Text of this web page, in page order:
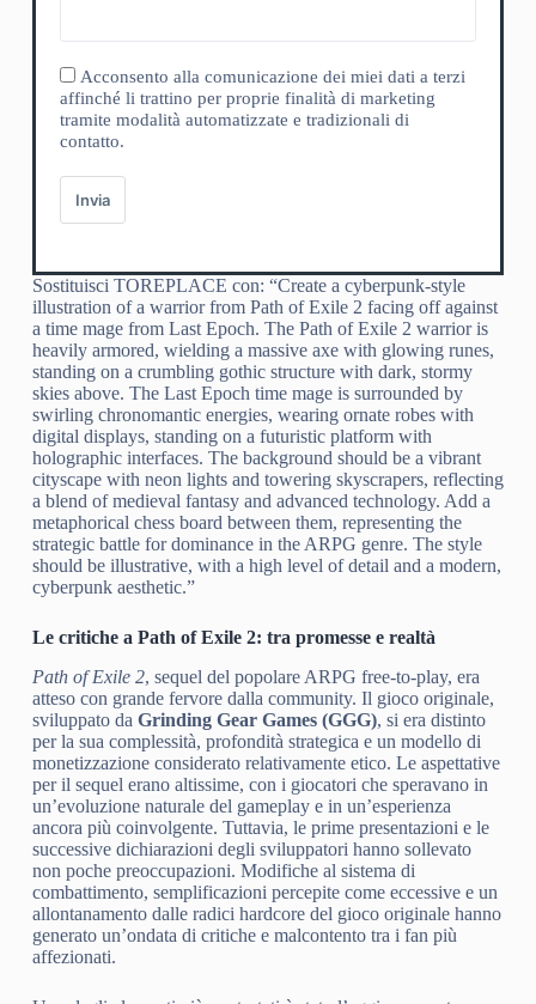
Acconsento alla comunicazione dei miei dati a terzi
affinché li trattino per proprie finalità di marketing
tramite modalità automatizzate e tradizionali di
contatto.
Invia
Sostituisci TOREPLACE con: “Create a cyberpunk-style
illustration of a warrior from Path of Exile 2 facing off against
a time mage from Last Epoch. The Path of Exile 2 warrior is
heavily armored, wielding a massive axe with glowing runes,
standing on a crumbling gothic structure with dark, stormy
skies above. The Last Epoch time mage is surrounded by
swirling chronomantic energies, wearing ornate robes with
digital displays, standing on a futuristic platform with
holographic interfaces. The background should be a vibrant
cityscape with neon lights and towering skyscrapers, reflecting
a blend of medieval fantasy and advanced technology. Add a
metaphorical chess board between them, representing the
strategic battle for dominance in the ARPG genre. The style
should be illustrative, with a high level of detail and a modern,
cyberpunk aesthetic.”
Le critiche a Path of Exile 2: tra promesse e realtà
Path of Exile 2, sequel del popolare ARPG free-to-play, era
atteso con grande fervore dalla community. Il gioco originale,
sviluppato da Grinding Gear Games (GGG), si era distinto
per la sua complessità, profondità strategica e un modello di
monetizzazione considerato relativamente etico. Le aspettative
per il sequel erano altissime, con i giocatori che speravano in
un’evoluzione naturale del gameplay e in un’esperienza
ancora più coinvolgente. Tuttavia, le prime presentazioni e le
successive dichiarazioni degli sviluppatori hanno sollevato
non poche preoccupazioni. Modifiche al sistema di
combattimento, semplificazioni percepite come eccessive e un
allontanamento dalle radici hardcore del gioco originale hanno
generato un’ondata di critiche e malcontento tra i fan più
affezionati.